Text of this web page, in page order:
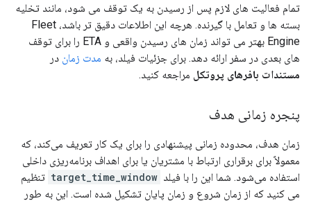
تمام فعالیت های لازم پس از رسیدن به یک توقف می شود، مانند تخلیه
بسته ها و تعامل با گیرنده. هرچه این اطلاعات دقیق تر باشد، Fleet
Engine بهتر می تواند زمان های رسیدن واقعی و ETA را برای توقف
های بعدی در سفر ارائه دهد. برای جزئیات فیلد، به مدت زمان در
مستندات بافرهای پروتکل مراجعه کنید.
پنجره زمانی هدف
زمان هدف، محدوده زمانی پیشنهادی را برای یک کار تعریف می‌کند، که
معمولاً برای برقراری ارتباط با مشتریان یا برای اهداف برنامه‌ریزی داخلی
استفاده می‌شود. شما این را با فیلد target_time_window تنظیم
می کنید که از زمان شروع و زمان پایان تشکیل شده است. این به طور